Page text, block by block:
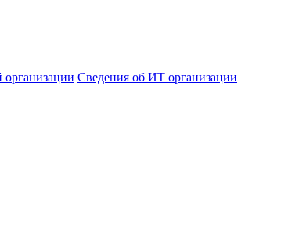
организации Сведения об ИТ организации